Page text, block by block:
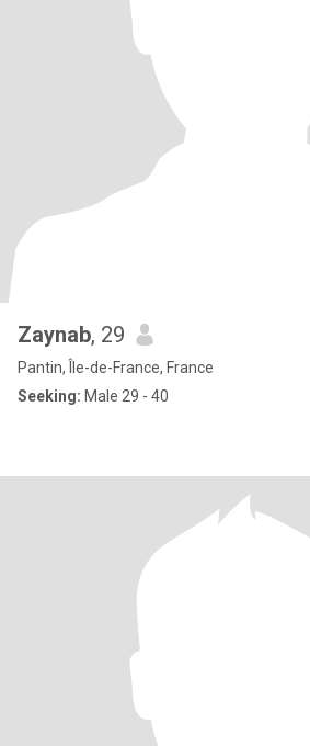
Zaynab, 29
Pantin, Île-de-France, France
Seeking: Male 29 - 40